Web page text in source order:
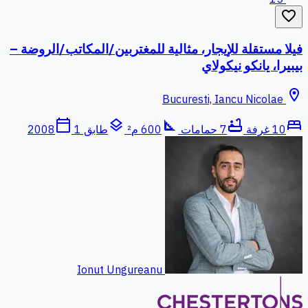
favorite_border
فيلا مستقلة للإيجار، مثالية للمغتربين/المكاتب/الروضة –
بيبيرا، يانكو نيكولاي
location_on
bed 10 غرفة bathtub7 حمامات square_foot 600 م² layers طابق 1 calendar_today
2008
Ionut Ungureanu